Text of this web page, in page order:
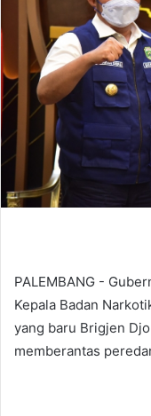
PALEMBANG -
Kepala Badan
yang baru Brigjen
memberantas